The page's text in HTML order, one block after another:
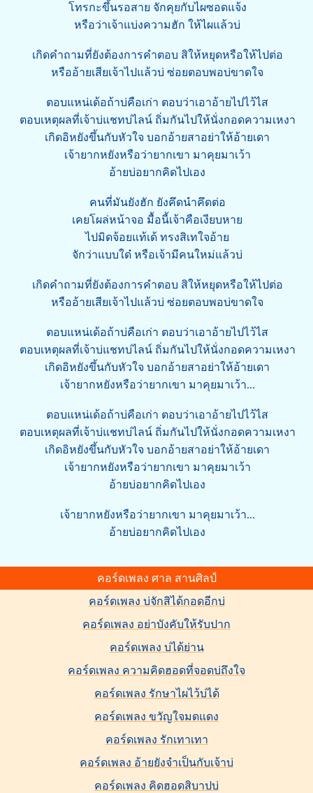
โทรกะขึ้นรอสาย จักคุยกับไผซอดแจ้ง
หรือว่าเจ้าแบ่งความฮัก ให้ไผแล้วบ่
เกิดคําถามที่ยังต้องการคําตอบ สิให้หยุดหรือให้ไปต่อ
หรืออ้ายเสียเจ้าไปแล้วบ่ ซ่อยตอบพอบ่ขาดใจ
ตอบแหน่เด้อถ้าบ่คือเก่า ตอบว่าเอาอ้ายไปไว้ไส
ตอบเหตุผลที่เจ้าบ่แชทบ่ไลน์ ถิ่มกันไปให้นั่งกอดความเหงา
เกิดอิหยังขึ้นกับหัวใจ บอกอ้ายสาอย่าให้อ้ายเดา
เจ้ายากหยังหรือว่ายากเขา มาคุยมาเว้า
อ้ายบ่อยากคิดไปเอง
คนที่มันยังฮัก ยังคึดนําคึดต่อ
เคยโผล่หน้าจอ มื้อนี้เจ้าคือเงียบหาย
ไปมิดจ้อยแท้เด้ ทรงสิเทใจอ้าย
จักว่าแบบใด๋ หรือเจ้ามีคนใหม่แล้วบ่
เกิดคําถามที่ยังต้องการคําตอบ สิให้หยุดหรือให้ไปต่อ
หรืออ้ายเสียเจ้าไปแล้วบ่ ซ่อยตอบพอบ่ขาดใจ
ตอบแหน่เด้อถ้าบ่คือเก่า ตอบว่าเอาอ้ายไปไว้ไส
ตอบเหตุผลที่เจ้าบ่แชทบ่ไลน์ ถิ่มกันไปให้นั่งกอดความเหงา
เกิดอิหยังขึ้นกับหัวใจ บอกอ้ายสาอย่าให้อ้ายเดา
เจ้ายากหยังหรือว่ายากเขา มาคุยมาเว้า...
ตอบแหน่เด้อถ้าบ่คือเก่า ตอบว่าเอาอ้ายไปไว้ไส
ตอบเหตุผลที่เจ้าบ่แชทบ่ไลน์ ถิ่มกันไปให้นั่งกอดความเหงา
เกิดอิหยังขึ้นกับหัวใจ บอกอ้ายสาอย่าให้อ้ายเดา
เจ้ายากหยังหรือว่ายากเขา มาคุยมาเว้า
อ้ายบ่อยากคิดไปเอง
เจ้ายากหยังหรือว่ายากเขา มาคุยมาเว้า...
อ้ายบ่อยากคิดไปเอง
คอร์ดเพลง ศาล สานศิลป์
คอร์ดเพลง บ่จักสิได้กอดอีกบ่
คอร์ดเพลง อย่าบังคับให้รับปาก
คอร์ดเพลง บ่ได้ย่าน
คอร์ดเพลง ความคิดฮอดที่จอดบ่ถึงใจ
คอร์ดเพลง รักษาไผไว้บ่ได้
คอร์ดเพลง ขวัญใจมดแดง
คอร์ดเพลง รักเทาเทา
คอร์ดเพลง อ้ายยังจำเป็นกับเจ้าบ่
คอร์ดเพลง คิดฮอดสิบาปบ่